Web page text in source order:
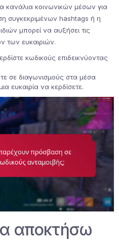
κανάλια κοινωνικών μέσων για
συγκεκριμένων hashtags ή η
μπορεί να αυξήσει τις
των ευκαιριών.
κωδικούς επιδεικνύοντας
σε διαγωνισμούς στα μέσα
ευκαιρία να κερδίσετε.
αποκτήσω